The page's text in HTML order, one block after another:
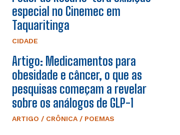
especial no Cinemec em
Taquaritinga
CIDADE
Artigo: Medicamentos para
obesidade e câncer, o que as
pesquisas começam a revelar
sobre os análogos de GLP-1
ARTIGO / CRÔNICA / POEMAS